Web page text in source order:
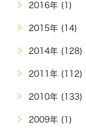
2016年 (1)
2015年 (14)
2014年 (128)
2011年 (112)
2010年 (133)
2009年 (1)